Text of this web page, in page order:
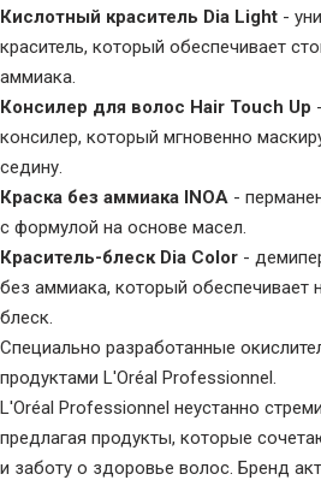
Кислотный краситель Dia Light -
краситель, который обеспечивает
аммиака.
Консилер для волос Hair Touch Up
консилер, который мгновенно
седину.
Краска без аммиака INOA -
с формулой на основе масел.
Краситель-блеск Dia Color -
без аммиака, который обеспечивает
блеск.
Специально разработанные
продуктами L'Oréal Professionnel.
L'Oréal Professionnel неустанно
предлагая продукты, которые
и заботу о здоровье волос. Бренд